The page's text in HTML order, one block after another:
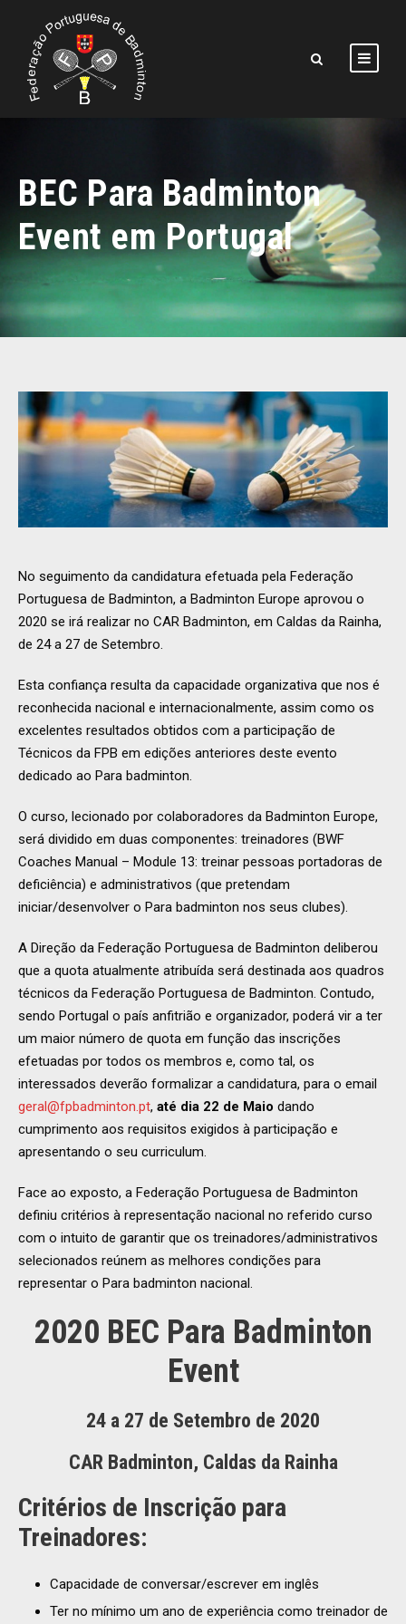
BEC Para Badminton
Event em Portugal
No seguimento da candidatura efetuada pela Federação
Portuguesa de Badminton, a Badminton Europe aprovou o
2020 se irá realizar no CAR Badminton, em Caldas da Rainha,
de 24 a 27 de Setembro.
Esta confiança resulta da capacidade organizativa que nos é
reconhecida nacional e internacionalmente, assim como os
excelentes resultados obtidos com a participação de
Técnicos da FPB em edições anteriores deste evento
dedicado ao Para badminton.
O curso, lecionado por colaboradores da Badminton Europe,
será dividido em duas componentes: treinadores (BWF
Coaches Manual – Module 13: treinar pessoas portadoras de
deficiência) e administrativos (que pretendam
iniciar/desenvolver o Para badminton nos seus clubes).
A Direção da Federação Portuguesa de Badminton deliberou
que a quota atualmente atribuída será destinada aos quadros
técnicos da Federação Portuguesa de Badminton. Contudo,
sendo Portugal o país anfitrião e organizador, poderá vir a ter
um maior número de quota em função das inscrições
efetuadas por todos os membros e, como tal, os
interessados deverão formalizar a candidatura, para o email
geral@fpbadminton.pt, até dia 22 de Maio dando
cumprimento aos requisitos exigidos à participação e
apresentando o seu curriculum.
Face ao exposto, a Federação Portuguesa de Badminton
definiu critérios à representação nacional no referido curso
com o intuito de garantir que os treinadores/administrativos
selecionados reúnem as melhores condições para
representar o Para badminton nacional.
2020 BEC Para Badminton
Event
24 a 27 de Setembro de 2020
CAR Badminton, Caldas da Rainha
Critérios de Inscrição para
Treinadores:
Capacidade de conversar/escrever em inglês
Ter no mínimo um ano de experiência como treinador de